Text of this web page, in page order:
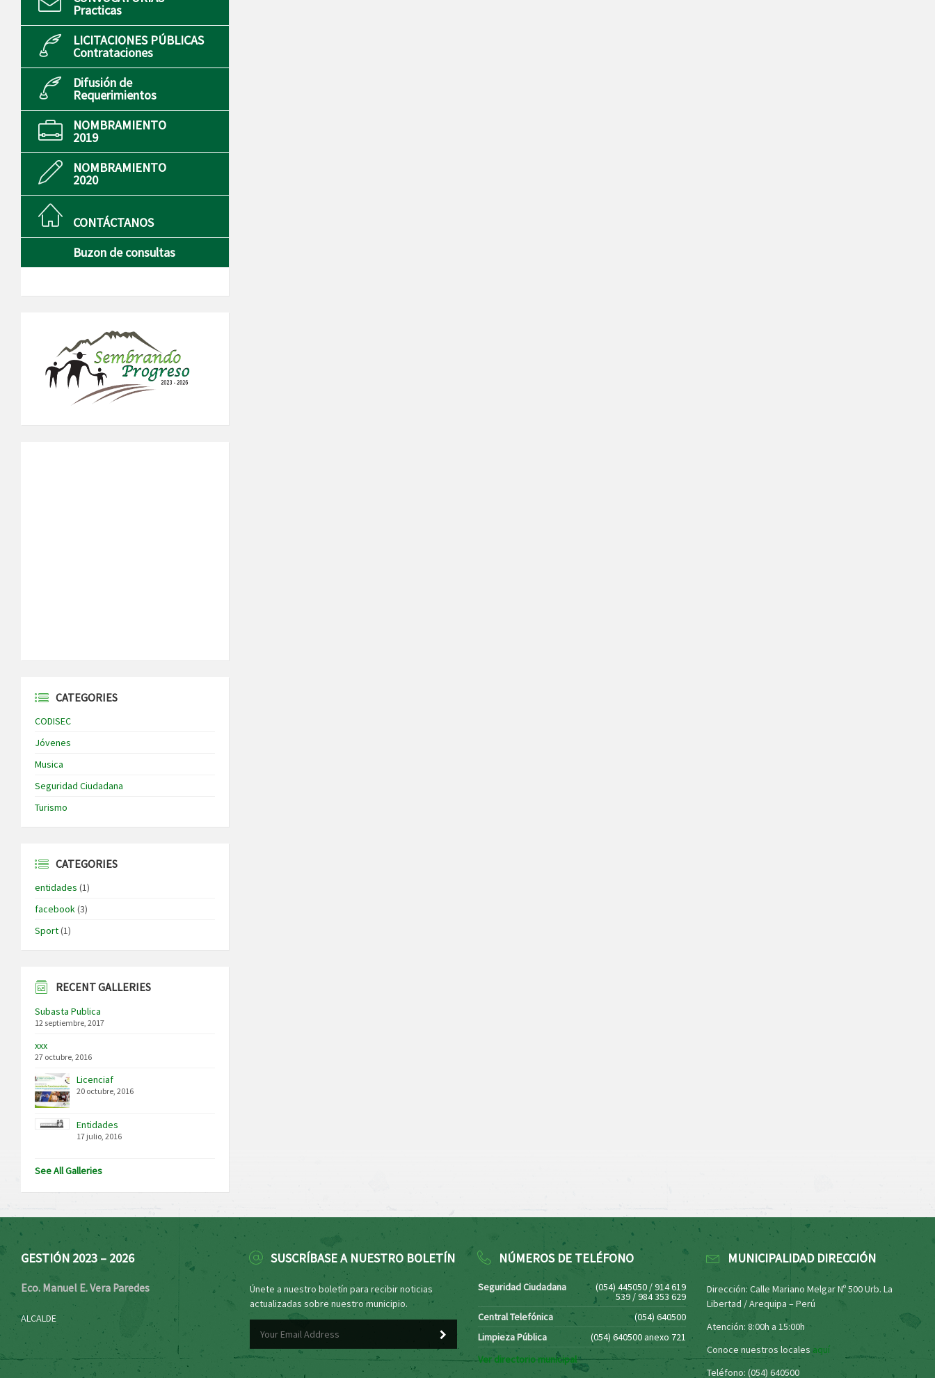
Practicas
LICITACIONES PÚBLICAS
Contrataciones
Difusión de
Requerimientos
NOMBRAMIENTO
2019
NOMBRAMIENTO
2020
CONTÁCTANOS
Buzon de consultas
CATEGORIES
CODISEC
Jóvenes
Musica
Seguridad Ciudadana
Turismo
CATEGORIES
entidades (1)
facebook(3)
Sport(1)
RECENT GALLERIES
Subasta Publica
12 septiembre, 2017
xxx
27 octubre, 2016
Licenciaf
20 octubre, 2016
Entidades
17 julio, 2016
See All Galleries
GESTIÓN 2023 – 2026
Eco. Manuel E. Vera Paredes
ALCALDE
SUSCRÍBASE A NUESTRO BOLETÍN
Únete a nuestro boletín para recibir noticias
actualizadas sobre nuestro municipio.
NÚMEROS DE TELÉFONO
Seguridad Ciudadana (054) 445050 / 914 619
539 / 984 353 629
Central Telefónica
(054) 640500
Limpieza Pública
(054) 640500 anexo 721
Ver directorio municipal
MUNICIPALIDAD DIRECCIÓN
Dirección: Calle Mariano Melgar Nº 500 Urb. La
Libertad / Arequipa – Perú
Atención: 8:00h a 15:00h
Conoce nuestros locales aquí
Teléfono: (054) 640500